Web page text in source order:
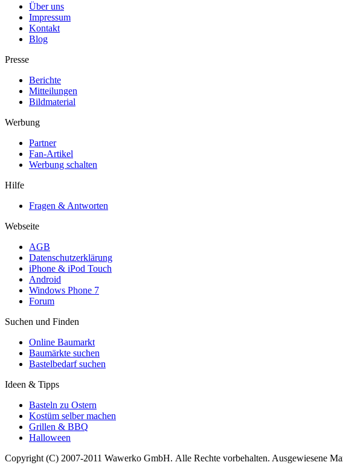
Über uns
Impressum
Kontakt
Blog
Presse
Berichte
Mitteilungen
Bildmaterial
Werbung
Partner
Fan-Artikel
Werbung schalten
Hilfe
Fragen & Antworten
Webseite
AGB
Datenschutzerklärung
iPhone & iPod Touch
Android
Windows Phone 7
Forum
Suchen und Finden
Online Baumarkt
Baumärkte suchen
Bastelbedarf suchen
Ideen & Tipps
Basteln zu Ostern
Kostüm selber machen
Grillen & BBQ
Halloween
Copyright (C) 2007-2011 Wawerko GmbH. Alle Rechte vorbehalten. Ausgewiesene